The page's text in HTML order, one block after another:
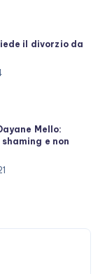
il divorzio da
Mello:
e non